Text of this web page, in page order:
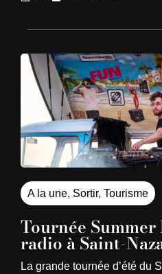
A la une, Sortir, Tourisme
Tournée
radio à Saint-
La grande tournée d’été du